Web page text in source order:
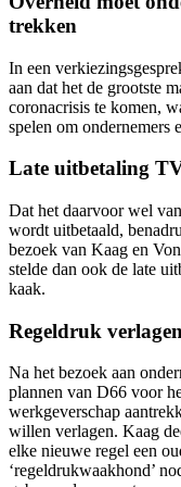
trekken
In een
aan dat het de grootste
coronacrisis te komen,
spelen om ondernemers
Late uitbetaling
Dat het daarvoor wel
wordt uitbetaald,
bezoek van Kaag en
stelde dan ook de late
kaak.
Regeldruk verlagen
Na het bezoek aan
plannen van D66 voor
werkgeverschap
willen verlagen. Kaag
elke nieuwe regel een
‘regeldrukwaakhond’